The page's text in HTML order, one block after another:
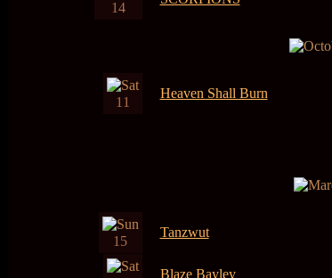
14
11
Heaven Shall Burn
15
Tanzwut
Blaze Bayley